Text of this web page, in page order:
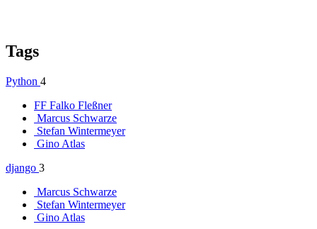
Tags
Python 4
FF Falko Fleßner
Marcus Schwarze
Stefan Wintermeyer
Gino Atlas
django 3
Marcus Schwarze
Stefan Wintermeyer
Gino Atlas